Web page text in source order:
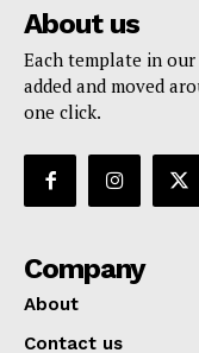
About us
Each template in
added and moved
one click.
Company
About
Contact us